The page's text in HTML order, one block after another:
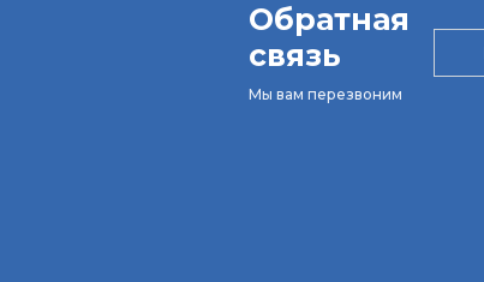
Обратная
связь
Мы вам перезвоним